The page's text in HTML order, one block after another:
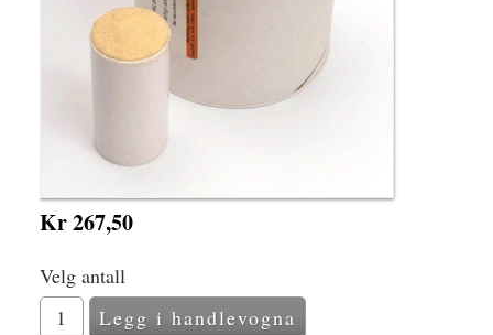
Kr 267,50
Velg antall